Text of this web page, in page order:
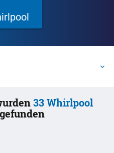
33 Whirlpool
gefunden